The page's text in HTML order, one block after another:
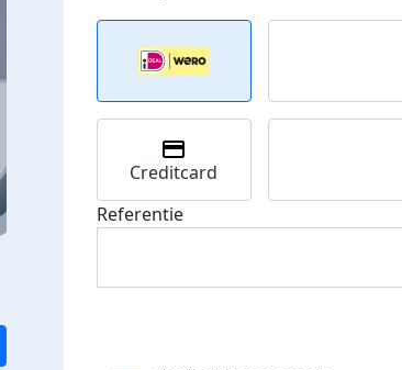
Creditcard
Referentie